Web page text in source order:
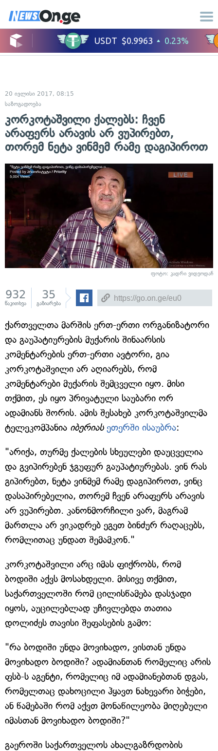
20 ივლისი 2017, 08:15
საზოგადოება
კორკოტაშვილი ქალებს: ჩვენ
არაფერს არავის არ ვუპირებთ,
თორემ ნეტა ვინმემ რამე დაგიპიროთ
ფოტო: კადრი ვიდეოდან
932
წაკითხვა
35
გაზიარება
ქართველთა მარშის ერთ-ერთი ორგანიზატორი
და გაუპატიურების მუქარის შინაარსის
კომენტარების ერთ-ერთი ავტორი, გია
კორკოტაშვილი არ აღიარებს, რომ
კომენტარები მუქარის შემცველი იყო. მისი
თქმით, ეს იყო პრივატული საუბარი ორ
ადამიანს შორის. ამის შესახებ კორკოტაშვილმა
ტელეკომპანია იბერიას ეთერში ისაუბრა:
"არიქა, თურმე ქალების სხეულები დაუცველია
და გვიპირებენ ჯგუფურ გაუპატიურებას. ვინ რას
გიპირებთ, ნეტა ვინმემ რამე დაგიპიროთ, ვინც
დასაპირებელია, თორემ ჩვენ არაფერს არავის
არ ვუპირებთ. კანონმორჩილი ვარ, მაგრამ
მართლა არ ვიკადრებ ეგეთ ბინძურ რაღაცებს,
რომლითაც უნდათ შემამკონ."
კორკოტაშვილი არც იმას ფიქრობს, რომ
ბოდიში აქვს მოსახდელი. მისივე თქმით,
საქართველოში რომ ცილისწამება დასჯადი
იყოს, აუცილებლად უჩივლებდა თათია
დოლიძეს თავისი შეფასების გამო:
"რა ბოდიში უნდა მოვიხადო, ვისთან უნდა
მოვიხადო ბოდიში? ადამიანთან რომელიც არის
ფსბ-ს აგენტი, რომელიც იმ ადამიანებთან დგას,
რომელთაც დახოცილი ჰყავთ ნახევარი ბიჭები,
ან წამებაში რომ აქვთ მონაწილეობა მიღებული
იმასთან მოვიხადო ბოდიში?"
გაეროში საქართველოს ახალგაზრდობის